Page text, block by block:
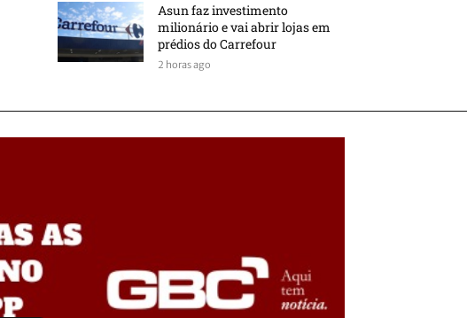
Asun faz investimento
milionário e vai abrir lojas em
prédios do Carrefour
2 horas ago